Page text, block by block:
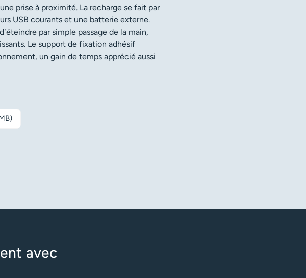
prise à proximité. La recharge se fait par
USB courants et une batterie externe.
par simple passage de la main,
Le support de fixation adhésif
un gain de temps apprécié aussi
- consigne
avec